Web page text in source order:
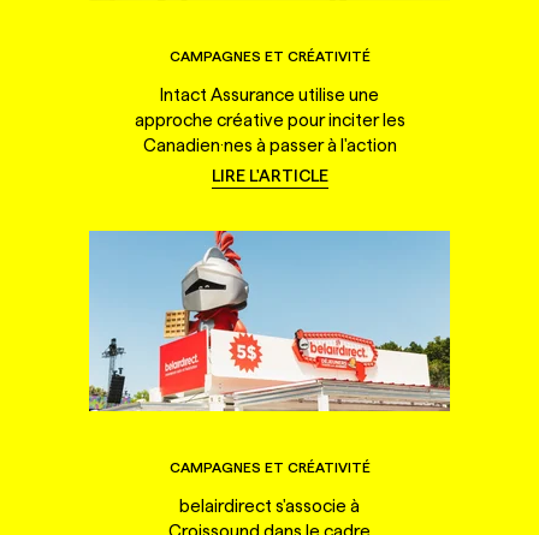
CAMPAGNES ET CRÉATIVITÉ
Intact Assurance utilise une
approche créative pour inciter les
Canadien·nes à passer à l'action
LIRE L'ARTICLE
CAMPAGNES ET CRÉATIVITÉ
belairdirect s'associe à
Croissound dans le cadre